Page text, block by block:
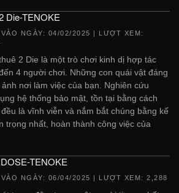
Die-TENOKE
NGÀY: 04/02/2025 | LƯỢT XEM:
2 Die là một trò chơi kinh dị hợp tác
4 người chơi. Những con quái vật đáng
nơi làm việc của bạn. Nghiên cứu
hệ thống bảo mật, tồn tại bằng cách
là vĩnh viễn và nắm bắt chúng bằng kế
trọng nhất, hoàn thành công việc của
TENOKE
NGÀY: 06/04/2025 | LƯỢT XEM: 2,288